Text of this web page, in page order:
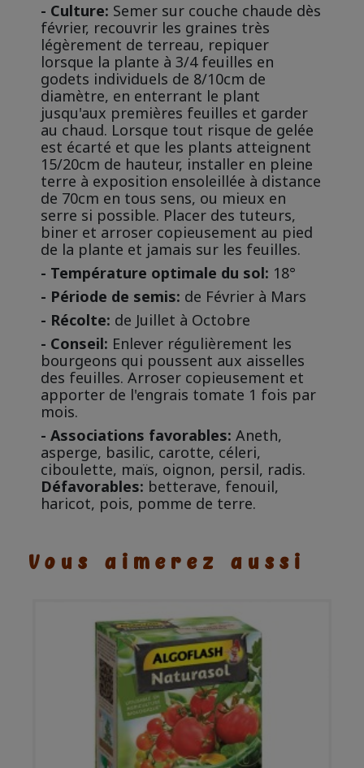
- Culture: Semer sur couche chaude dès
février, recouvrir les graines très
légèrement de terreau, repiquer
lorsque la plante à 3/4 feuilles en
godets individuels de 8/10cm de
diamètre, en enterrant le plant
jusqu'aux premières feuilles et garder
au chaud. Lorsque tout risque de gelée
est écarté et que les plants atteignent
15/20cm de hauteur, installer en pleine
terre à exposition ensoleillée à distance
de 70cm en tous sens, ou mieux en
serre si possible. Placer des tuteurs,
biner et arroser copieusement au pied
de la plante et jamais sur les feuilles.
- Température optimale du sol: 18°
- Période de semis: de Février à Mars
- Récolte: de Juillet à Octobre
- Conseil: Enlever régulièrement les
bourgeons qui poussent aux aisselles
des feuilles. Arroser copieusement et
apporter de l'engrais tomate 1 fois par
mois.
- Associations favorables: Aneth,
asperge, basilic, carotte, céleri,
ciboulette, maïs, oignon, persil, radis.
Défavorables: betterave, fenouil,
haricot, pois, pomme de terre.
Vous aimerez aussi